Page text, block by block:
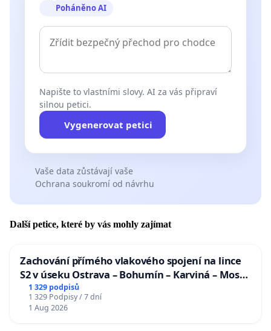
Poháněno AI
Napište to vlastními slovy. AI za vás připraví
silnou petici.
Vygenerovat petici
Vaše data zůstávají vaše
Ochrana soukromí od návrhu
Další petice, které by vás mohly zajímat
Zachování přímého vlakového spojení na lince
S2 v úseku Ostrava – Bohumín – Karviná – Mosty
u Jablunkova
1 329 podpisů
1 329 Podpisy / 7 dní
1 Aug 2026